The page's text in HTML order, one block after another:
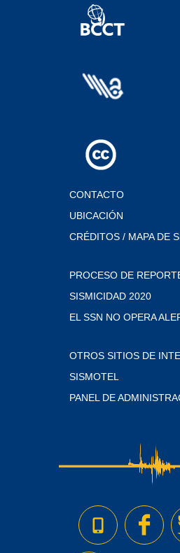
CONTACTO
UBICACIÓN
CRÉDITOS / MAPA DE
PROCESO DE
SISMICIDAD 2020
EL SSN NO OPERA
OTROS SITIOS DE
SISMOTEL
PANEL DE